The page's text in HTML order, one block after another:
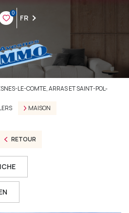
0
FR
LE-COMTE, ARRAS ET SAINT-POL-
MAISON
RETOUR